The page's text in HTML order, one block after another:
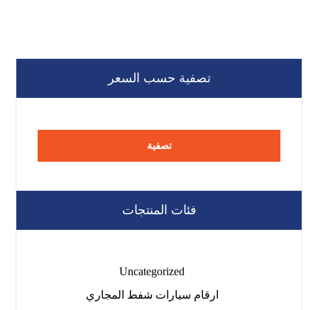
تصفية حسب السعر
تصفية
فئات المنتجات
Uncategorized
ارقام سيارات شفط المجاري